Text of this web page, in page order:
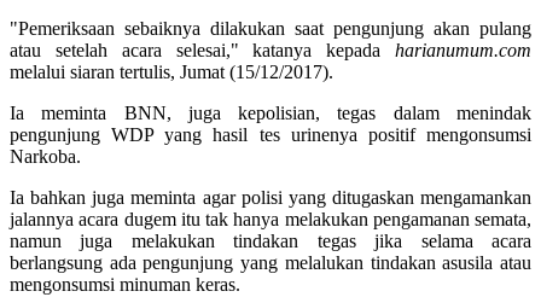
"Pemeriksaan sebaiknya dilakukan saat pengunjung akan pulang
atau setelah acara selesai," katanya kepada harianumum.com
melalui siaran tertulis, Jumat (15/12/2017).
Ia meminta BNN, juga kepolisian, tegas dalam menindak
pengunjung WDP yang hasil tes urinenya positif mengonsumsi
Narkoba.
Ia bahkan juga meminta agar polisi yang ditugaskan mengamankan
jalannya acara dugem itu tak hanya melakukan pengamanan semata,
namun juga melakukan tindakan tegas jika selama acara
berlangsung ada pengunjung yang melalukan tindakan asusila atau
mengonsumsi minuman keras.